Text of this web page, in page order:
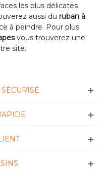
les plus délicates
aussi du ruban à
à peindre. Pour plus
vous trouverez une
site.